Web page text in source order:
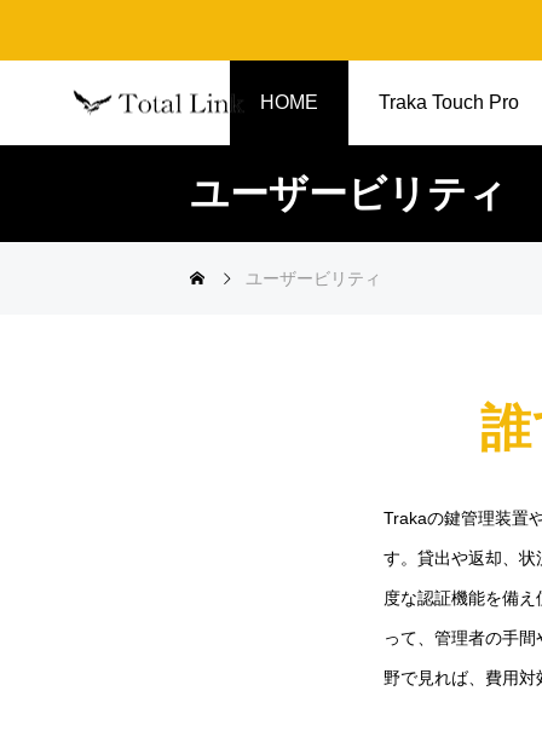
HOME Traka Touch Pro
ユーザービリティ
ユーザービリティ
Trakaの鍵管理装置
す。貸出や返却、
度な認証機能を備
って、管理者の手
野で見れば、費用